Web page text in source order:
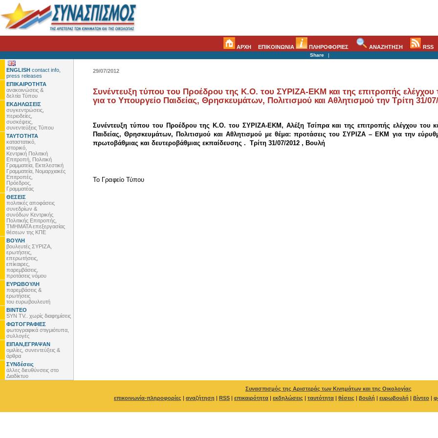
ΑΡΧΗ ΕΠΙΚΟΙΝΩΝΙΑ ΠΛΗΡΟΦΟΡΙΕΣ ΑΝΑΖΗΤΗΣΗ RSS
Share |
ENGLISH contact info,
press releases
ΕΠΙΚΑΙΡΟΤΗΤΑ
ανακοινώσεις &
δελτία Τύπου
ΕΚΔΗΛΩΣΕΙΣ
συγκεντρώσεις,
περιοδείες,
συσκέψεις,
συνεντεύξεις Τύπου
ΤΑΥΤΟΤΗΤΑ
καταστατικό,
ιστορικό,
Κεντρική Πολιτική
Επιτροπή, Πολιτική
Γραμματεία, Εκτελεστική
Γραμματεία, Νομαρχιακές
Επιτροπές,
Πρόεδρος,
Γραμματέας
ΘΕΣΕΙΣ
πολιτικές αποφάσεις
συνεδρίων &
συνόδων Κεντρικής
Πολιτικής Επιτροπής,
ΤΜΗΜΑΤΑ επεξεργασίας
θέσεων της ΚΠΕ
ΒΟΥΛΗ
βουλευτές ΣΥΡΙΖΑ,
ερωτήσεις,
επερωτήσεις,
επίκαιρες,
παρεμβάσεις,
προτάσεις νόμου
ΕΥΡΩΒΟΥΛΗ
παρεμβάσεις &
ερωτήσεις
του ευρωβουλευτή
ΒΙΝΤΕΟ
SYN TV.. χωρίς διαφημίσεις
ΦΩΤΟΓΡΑΦΙΕΣ
φωτογραφικά στιγμιότυπα,
συλλογές
ΕΙΠΑΝ,ΕΓΡΑΨΑΝ
ομιλίες, συνεντεύξεις &
άρθρα
ΣΥΝδέσεις
άλλες διευθύνσεις στο
Διαδίκτυο
29/07/2012
Συνέντευξη τύπου του Προέδρου της Κ.Ο. του ΣΥΡΙΖΑ-ΕΚΜ και της επιτροπής
για το Υπουργείο Παιδείας, Θρησκευμάτων, Πολιτισμού και Αθλητισμού την Τρίτη 31/
Συνέντευξη τύπου του Προέδρου της Κ.Ο. του ΣΥΡΙΖΑ-ΕΚΜ, Αλέξη Τσίπρα και της επιτροπής ελέγχου
Παιδείας, Θρησκευμάτων, Πολιτισμού και Αθλητισμού με θέμα: προτάσεις του ΣΥΡΙΖΑ – ΕΚΜ για την
πρωτοβάθμιας και δευτεροβάθμιας εκπαίδευσης . Τρίτη 31/07/2012 , Βουλή
To Γραφείο Τύπου
Συνασπισμός της Αριστεράς των Κινημάτων και της Οικολογίας
επικοινωνία-πληροφορίες | αναζήτηση | RSS | επικαιρότητα | εκδηλώσεις | ταυτότητα | θέσεις | βουλή | ευρωβουλή | βίντεο |